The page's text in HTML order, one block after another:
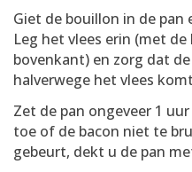
Giet de bouillon in de pan
Leg het vlees erin (met
bovenkant) en zorg dat
halverwege het vlees
Zet de pan ongeveer 1
toe of de bacon niet te
gebeurt, dekt u de pan